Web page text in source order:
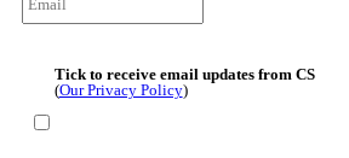
Tick to receive email updates from CS
(Our Privacy Policy)